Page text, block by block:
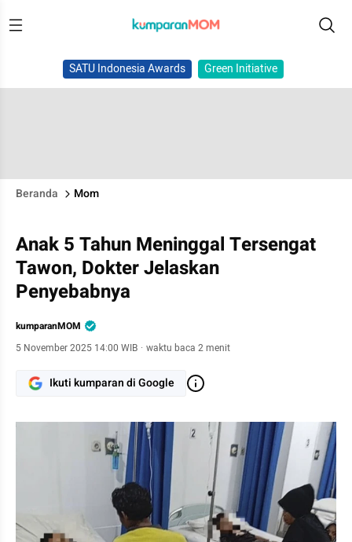
SATU Indonesia Awards Green Initiative
Beranda Mom
Anak 5 Tahun Meninggal Tersengat
Tawon, Dokter Jelaskan
Penyebabnya
kumparanMOM
5 November 2025 14:00 WIB · waktu baca 2 menit
Ikuti kumparan di Google